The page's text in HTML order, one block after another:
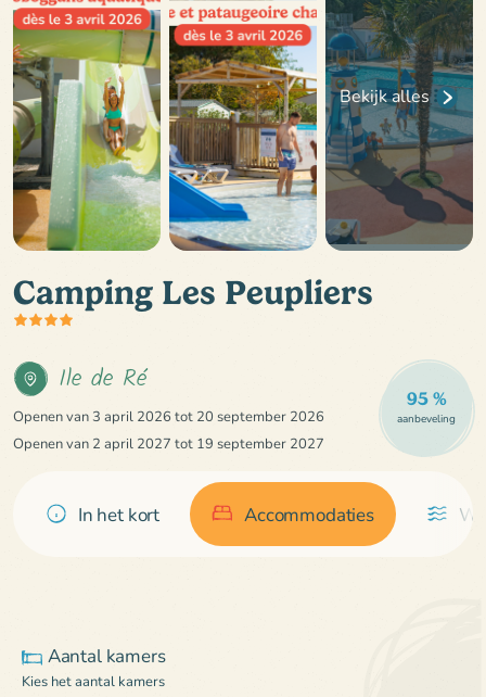
Bekijk alles
Camping Les Peupliers
Ile de Ré
Openen van 3 april 2026 tot 20 september 2026
Openen van 2 april 2027 tot 19 september 2027
95 %
aanbeveling
In het kort Accommodaties
Aantal kamers
Kies het aantal kamers